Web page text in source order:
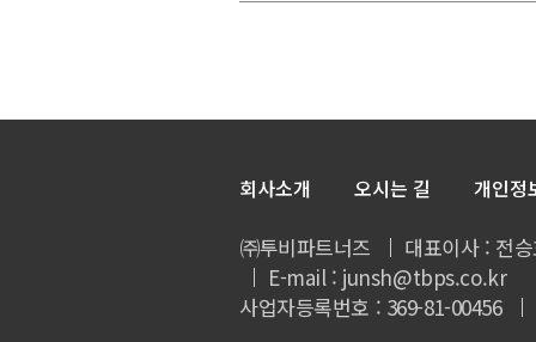
회사소개 오시는 길 개인정
㈜투비파트너즈
대표이사 : 전
E-mail : junsh@tbps.co.kr
사업자등록번호 : 369-81-00456